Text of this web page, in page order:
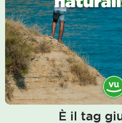
È il tag